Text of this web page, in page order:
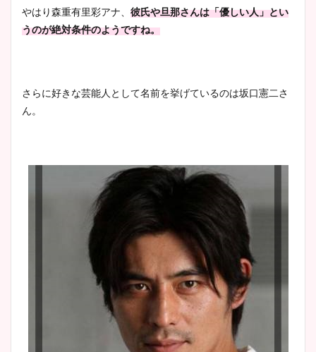
やはり森重有里彩アナ、 彼氏や旦那さんは「優しい人」とい
うのが絶対条件のようですね。
さらに好きな芸能人として名前を挙げているのは坂口憲二さ
ん。